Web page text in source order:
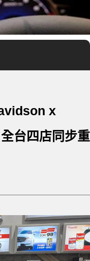
x
台四店同步重